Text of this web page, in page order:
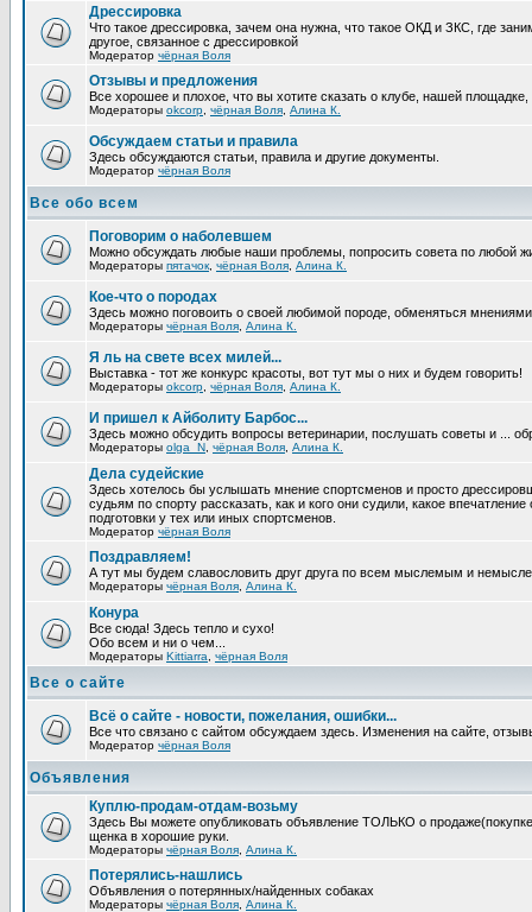
Дрессировка
Что такое дрессировка, зачем она нужна, что такое ОКД и ЗКС, где
другое, связанное с дрессировкой
Модератор чёрная Воля
Отзывы и предложения
Все хорошее и плохое, что вы хотите сказать о клубе, нашей площадке,
Модераторы okcorp чёрная Воля Алина К.
Обсуждаем статьи и правила
Здесь обсуждаются статьи, правила и другие документы.
Модератор чёрная Воля
Все обо всем
Поговорим о наболевшем
Можно обсуждать любые наши проблемы, попросить совета по любой
Модераторы пятачок чёрная Воля Алина К.
Кое-что о породах
Здесь можно поговоить о своей любимой породе, обменяться
Модераторы чёрная Воля Алина К.
Я ль на свете всех милей...
Выставка - тот же конкурс красоты, вот тут мы о них и будем говорить!
Модераторы okcorp чёрная Воля Алина К.
И пришел к Айболиту Барбос...
Здесь можно обсудить вопросы ветеринарии, послушать советы и ...
Модераторы olga_N чёрная Воля Алина К.
Дела судейские
Здесь хотелось бы услышать мнение спортсменов и просто
судьям по спорту рассказать, как и кого они судили, какое
подготовки у тех или иных спортсменов.
Модератор чёрная Воля
Поздравляем!
А тут мы будем славословить друг друга по всем мыслемым и
Модераторы чёрная Воля Алина К.
Конура
Все сюда! Здесь тепло и сухо!
Обо всем и ни о чем...
Модераторы Kittiarra чёрная Воля
Все о сайте
Всё о сайте - новости, пожелания, ошибки...
Все что связано с сайтом обсуждаем здесь. Изменения на сайте,
Модератор чёрная Воля
Объявления
Куплю-продам-отдам-возьму
Здесь Вы можете опубликовать объявление ТОЛЬКО о
щенка в хорошие руки.
Модераторы чёрная Воля Алина К.
Потерялись-нашлись
Объявления о потерянных/найденных собаках
Модераторы чёрная Воля Алина К.